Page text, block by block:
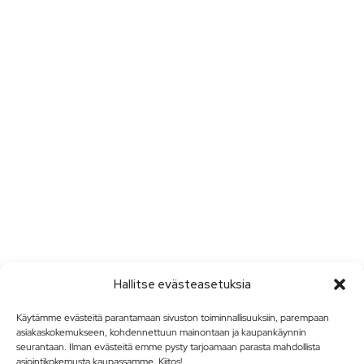
Hallitse evästeasetuksia
Käytämme evästeitä parantamaan sivuston toiminnallisuuksiin, parempaan
asiakaskokemukseen, kohdennettuun mainontaan ja kaupankäynnin
seurantaan. Ilman evästeitä emme pysty tarjoamaan parasta mahdollista